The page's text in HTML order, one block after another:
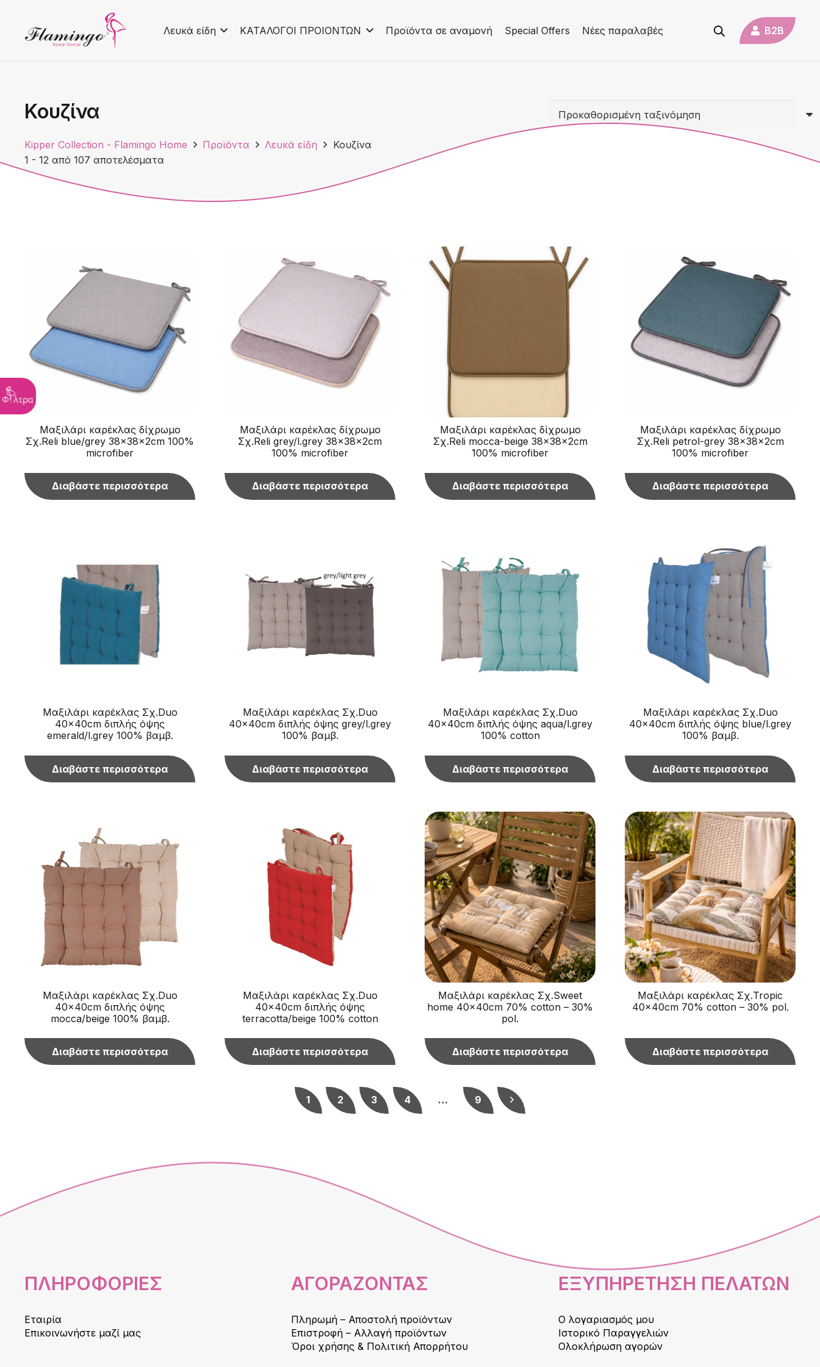
Λευκά είδη ΚΑΤΑΛΟΓΟΙ ΠΡΟΙΟΝΤΩΝ Προϊόντα σε αναμονή Special Offers Νέες παραλαβές B2B
Κουζίνα
Kipper Collection - Flamingo Home Προϊόντα Λευκά είδη
Κουζίνα
1 - 12 από 107 αποτελέσματα
Μαξιλάρι καρέκλας δίχρωμο
Σχ.Reli blue/grey 38x38x2cm 100%
microfiber
Διαβάστε περισσότερα
Μαξιλάρι καρέκλας δίχρωμο
Σχ.Reli grey/l.grey 38x38x2cm
100% microfiber
Διαβάστε περισσότερα
Μαξιλάρι καρέκλας δίχρωμο
Σχ.Reli mocca-beige 38x38x2cm
100% microfiber
Διαβάστε περισσότερα
Μαξιλάρι καρέκλας δίχρωμο
Σχ.Reli petrol-grey 38x38x2cm
100% microfiber
Διαβάστε περισσότερα
Μαξιλάρι καρέκλας Σχ.Duo
40x40cm διπλής όψης
emerald/l.grey 100% βαμβ.
Διαβάστε περισσότερα
Μαξιλάρι καρέκλας Σχ.Duo
40x40cm διπλής όψης grey/l.grey
100% βαμβ.
Διαβάστε περισσότερα
Μαξιλάρι καρέκλας Σχ.Duo
40x40cm διπλής όψης aqua/l.grey
100% cotton
Διαβάστε περισσότερα
Μαξιλάρι καρέκλας Σχ.Duo
40x40cm διπλής όψης blue/l.grey
100% βαμβ.
Διαβάστε περισσότερα
Μαξιλάρι καρέκλας Σχ.Duo
40x40cm διπλής όψης
mocca/beige 100% βαμβ.
Διαβάστε περισσότερα
Μαξιλάρι καρέκλας Σχ.Duo
40x40cm διπλής όψης
terracotta/beige 100% cotton
Διαβάστε περισσότερα
Μαξιλάρι καρέκλας Σχ.Sweet
home 40x40cm 70% cotton – 30%
pol.
Διαβάστε περισσότερα
Μαξιλάρι καρέκλας Σχ.Tropic
40x40cm 70% cotton – 30% pol.
Διαβάστε περισσότερα
1 2 3 4 … 9
ΠΛΗΡΟΦΟΡΙΕΣ
Εταιρία
Επικοινωνήστε μαζί μας
ΑΓΟΡΑΖΟΝΤΑΣ
Πληρωμή – Αποστολή προϊόντων
Επιστροφή – Αλλαγή προϊόντων
Όροι χρήσης & Πολιτική Απορρήτου
ΕΞΥΠΗΡΕΤΗΣΗ ΠΕΛΑΤΩΝ
Ο λογαριασμός μου
Ιστορικό Παραγγελιών
Ολοκλήρωση αγορών